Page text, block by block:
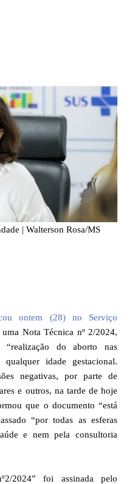
| Walterson Rosa/MS
ontem (28) no Serviço
Nota Técnica nº 2/2024,
do aborto nas
idade gestacional.
negativas, por parte de
e outros, na tarde de hoje
que o documento “está
“por todas as esferas
e nem pela consultoria
2024” foi assinada pelo